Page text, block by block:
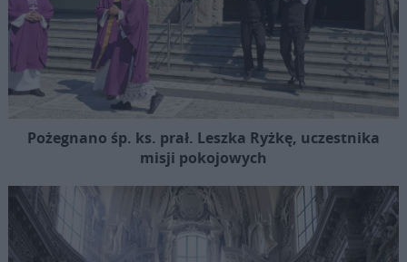
Pożegnano śp. ks. prał. Leszka Ryżkę, uczestnika
misji pokojowych